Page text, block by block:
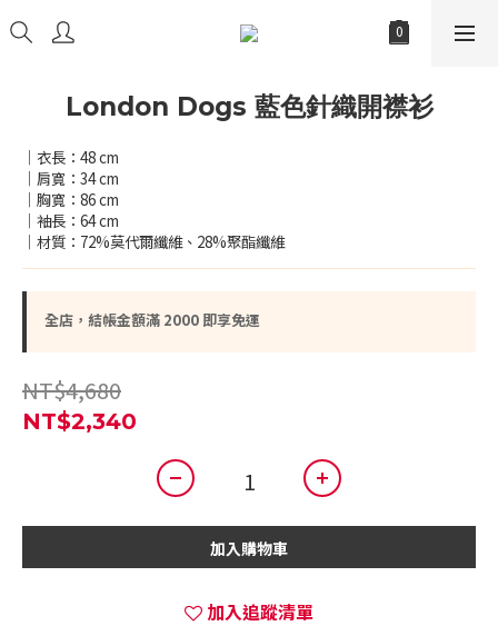
London Dogs 藍色針織開襟衫
｜衣長：48 cm
｜肩寬：34 cm
｜胸寬：86 cm
｜袖長：64 cm
｜材質：72%莫代爾纖維、28%聚酯纖維
全店，結帳金額滿 2000 即享免運
NT$4,680
NT$2,340
加入購物車
加入追蹤清單